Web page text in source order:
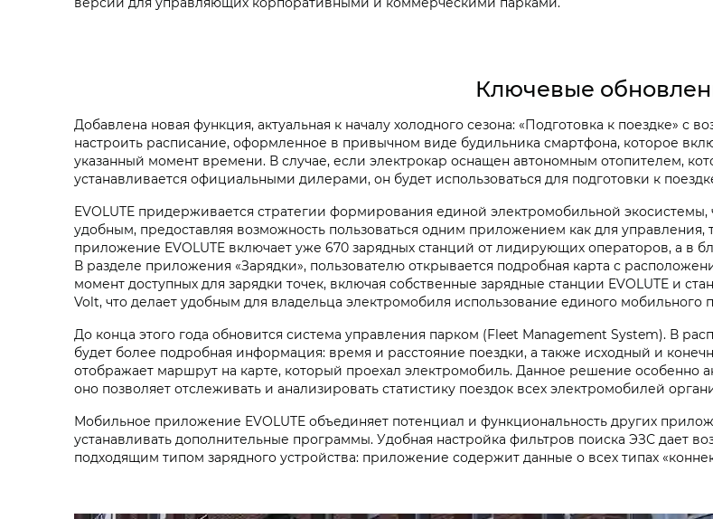
Ключевые
Добавлена новая функция, актуальная к началу холодного сезона: «Подготовка к поездке»
настроить расписание, оформленное в привычном виде будильника смартфона, которое
указанный момент времени. В случае, если электрокар оснащен автономным отопителем,
устанавливается официальными дилерами, он будет использоваться для подготовки к
EVOLUTE придерживается стратегии формирования единой электромобильной
удобным, предоставляя возможность пользоваться одним приложением как для
приложение EVOLUTE включает уже 670 зарядных станций от лидирующих операторов, а в
В разделе приложения «Зарядки», пользователю открывается подробная карта с
момент доступных для зарядки точек, включая собственные зарядные станции EVOLUTE и
Volt, что делает удобным для владельца электромобиля использование единого мобильного
До конца этого года обновится система управления парком (Fleet Management System). В
будет более подробная информация: время и расстояние поездки, а также исходный и
отображает маршрут на карте, который проехал электромобиль. Данное решение особенно
оно позволяет отслеживать и анализировать статистику поездок всех электромобилей
Мобильное приложение EVOLUTE объединяет потенциал и функциональность других
устанавливать дополнительные программы. Удобная настройка фильтров поиска ЭЗС дает
подходящим типом зарядного устройства: приложение содержит данные о всех типах